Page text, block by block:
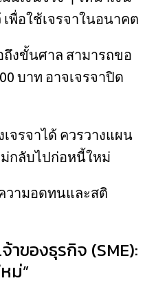
พื่อใช้เจรจาในอนาคต
ถึงขั้นศาล สามารถขอ
บาท อาจเจรจาปิด
เจรจาได้ ควรวางแผน
กลับไปก่อหนี้ใหม่
ามอดทนและสติ
าของธุรกิจ (SME):
ม่”